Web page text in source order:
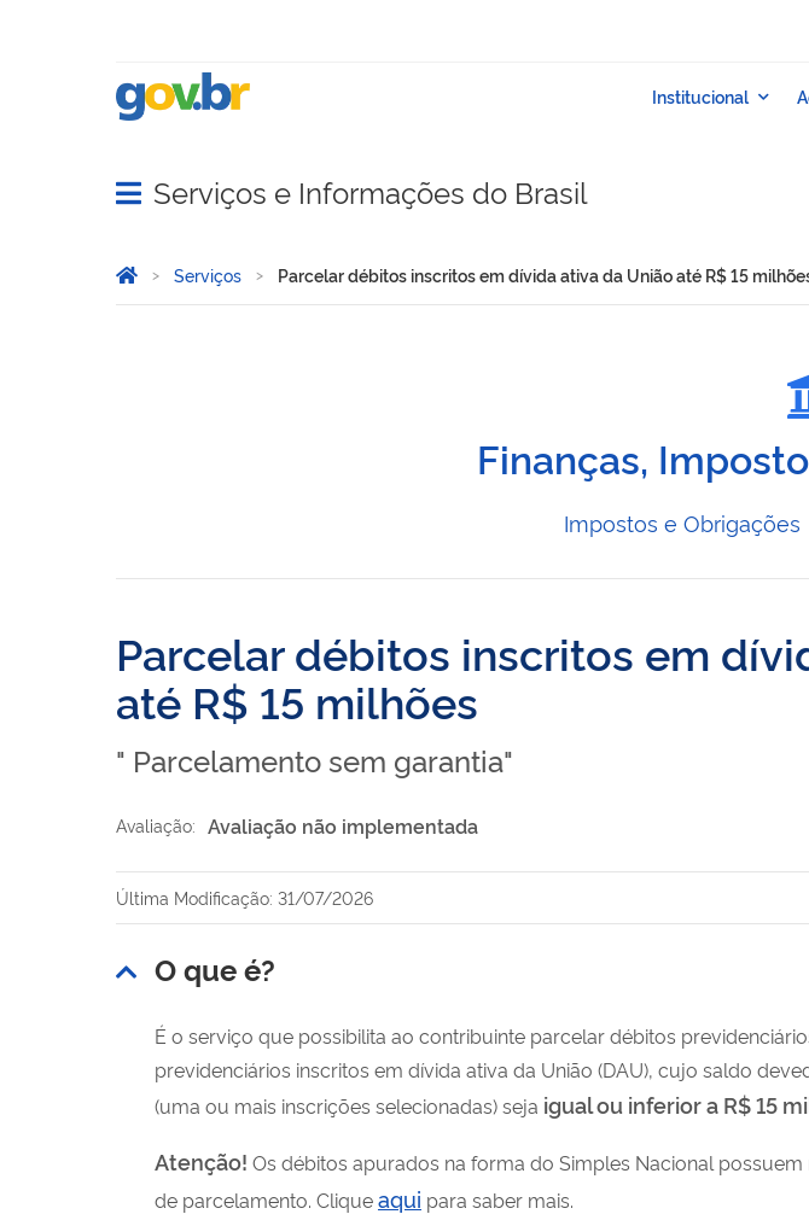
Abrir menu principal de navegação
Serviços e Informações do Brasil
Você está aqui:
Página Inicial
Serviços Parcelar débitos inscritos em dívida ativa da União até R$ 15
Finanças,
Impostos e Obrigações
Parcelar débitos inscritos em
até R$ 15 milhões
" Parcelamento sem garantia"
Avaliação: Avaliação não implementada
Última Modificação: 31/07/2026
O que é?
É o serviço que possibilita ao contribuinte parcelar débitos
previdenciários inscritos em dívida ativa da União (DAU), cujo saldo
(uma ou mais inscrições selecionadas) seja igual ou inferior a R$ 15
Atenção! Os débitos apurados na forma do Simples Nacional
de parcelamento. Cliqueaqui para saber mais.